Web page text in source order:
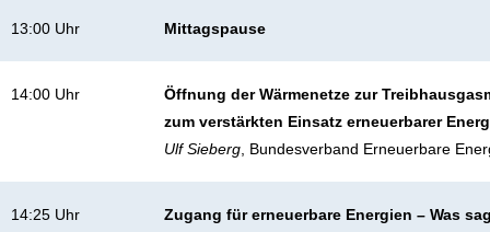
13:00 Uhr Mittagspause
14:00 Uhr
Öffnung der Wärmenetze zur
zum verstärkten Einsatz erneuerbarer
Ulf Sieberg , Bundesverband Erneuerbare
14:25 Uhr
Zugang für erneuerbare Energien – Was